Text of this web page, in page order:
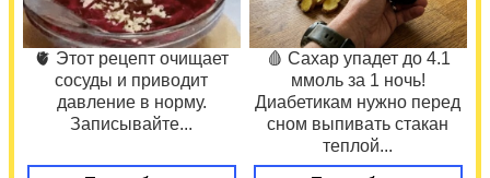
🫀 Этот рецепт очищает
сосуды и приводит
давление в норму.
Записывайте...
🩸 Сахар упадет до 4.1
ммоль за 1 ночь!
Диабетикам нужно перед
сном выпивать стакан
теплой...